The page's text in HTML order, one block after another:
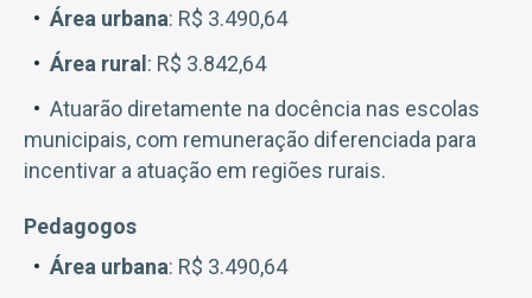
Área urbana: R$ 3.490,64
Área rural : R$ 3.842,64
Atuarão diretamente na docência nas escolas
municipais, com remuneração diferenciada para
incentivar a atuação em regiões rurais.
Pedagogos
Área urbana: R$ 3.490,64